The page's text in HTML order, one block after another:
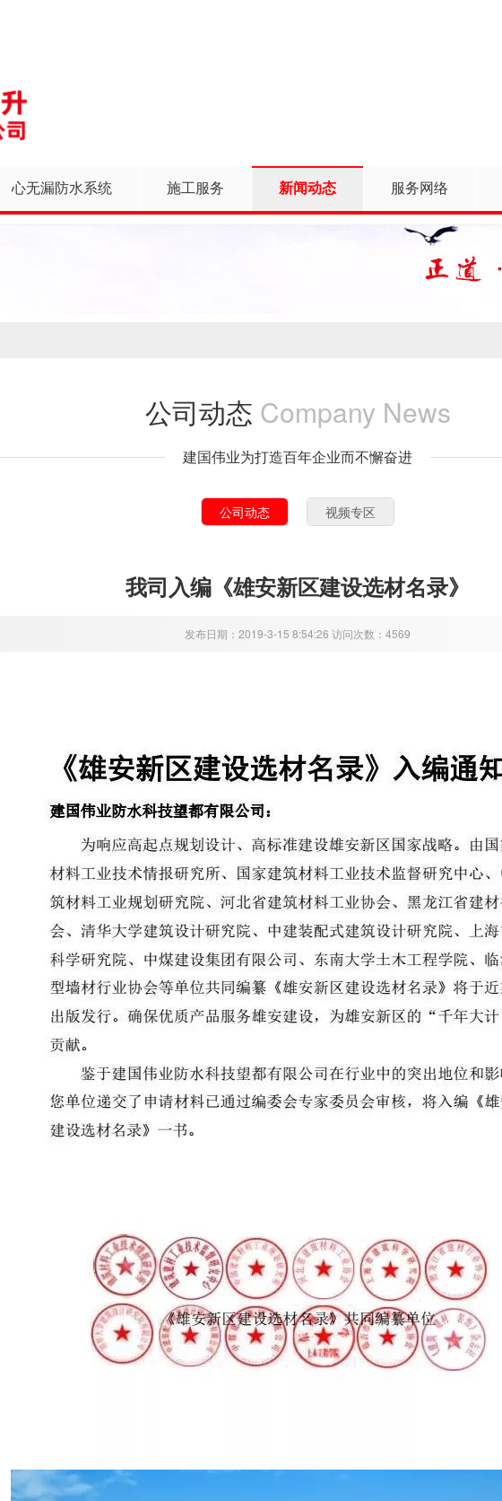
心无漏防水系统 施工服务 新闻动态 服务网络
公司动态 Company News
建国伟业为打造百年企业而不懈奋进
公司动态 视频专区
我司入编《雄安新区建设选材名录》
发布日期：2019-3-15 8:54:26 访问次数：4569